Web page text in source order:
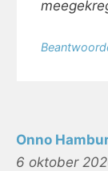
Onno
6 oktober